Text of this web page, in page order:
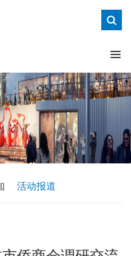
活动报道